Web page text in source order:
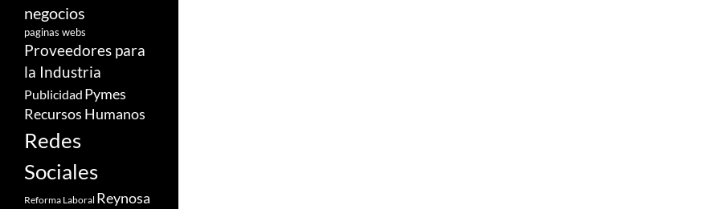
negocios
paginas webs
Proveedores para
la Industria
Publicidad Pymes
Recursos Humanos
Redes
Sociales
Reforma Laboral Reynosa